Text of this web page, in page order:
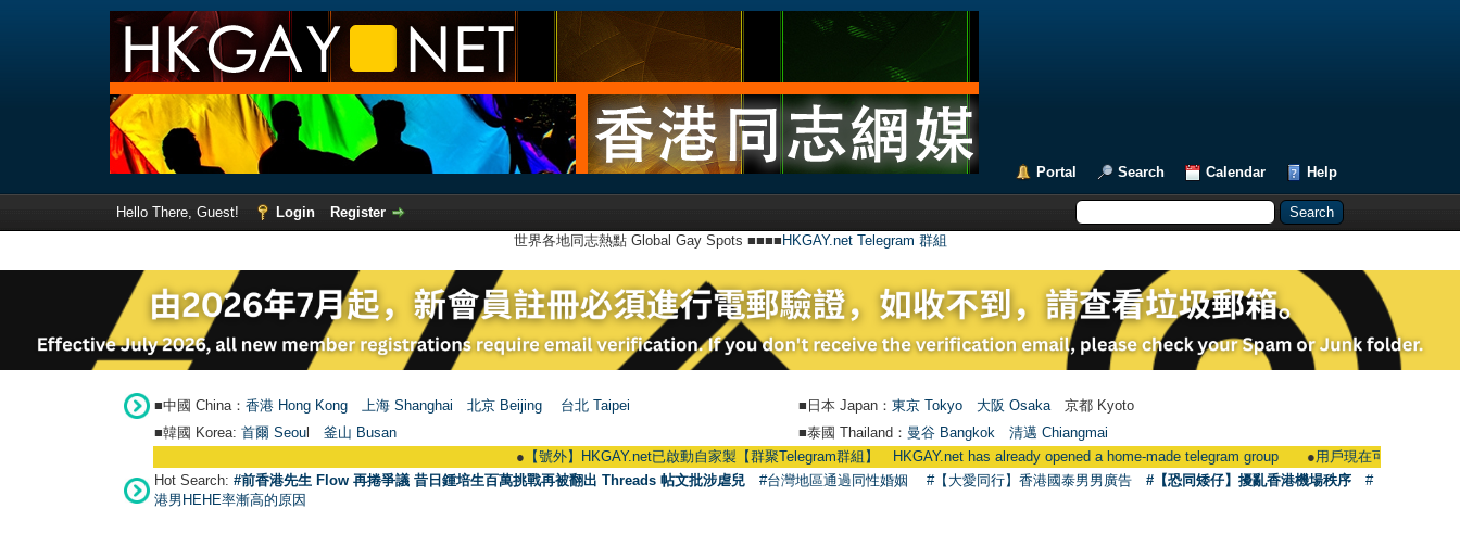
Portal Search Calendar Help
Hello There, Guest! Login
Register
世界各地同志熱點 Global Gay Spots ■■■■ HKGAY.net Telegram 群組
■中國 China： 香港 Hong Kong 上海 Shanghai 北京 Beijing 台北 Taipei ■日本 Japan： 東京 Tokyo 大阪 Osaka 京都 Kyoto
■韓國 Korea: 首爾 Seou 釜山 Busan ■泰國 Thailand： 曼谷 Bangkok
清邁 Chiangmai
【號外】HKGAY.net已啟動自家製【群聚Telegram群組】 HKGAY.net has already opened a home-made telegram group●
用戶現在可使用
Hot Search: #前香港先生 Flow 再捲爭議 昔日鍾培生百萬挑戰再被翻出 Threads 帖文批涉虐兒 #台灣地區通過同性婚姻 #【大愛同行】香港國泰男男廣告 #【恐同矮仔】擾亂香港機場秩序
#
港男HEHE率漸高的原因